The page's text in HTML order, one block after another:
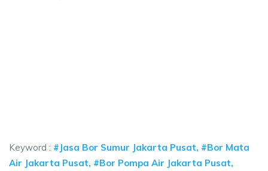
Keyword : #Jasa Bor Sumur Jakarta Pusat, #Bor Mata
Air Jakarta Pusat, #Bor Pompa Air Jakarta Pusat,